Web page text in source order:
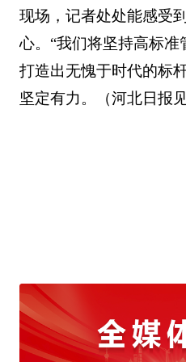
现场，记者处处能感受
心。“我们将坚持高标准
打造出无愧于时代的标
坚定有力。（河北日报